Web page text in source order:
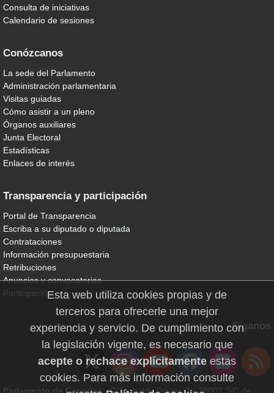
Consulta de iniciativas
Calendario de sesiones
Conózcanos
La sede del Parlamento
Administración parlamentaria
Visitas guiadas
Cómo asistir a un pleno
Órganos auxiliares
Junta Electoral
Estadísticas
Enlaces de interés
Transparencia y participación
Portal de Transparencia
Escriba a su diputado o diputada
Contrataciones
Información presupuestaria
Retribuciones
Anuncios y convocatorias
Participación
Síganos
Parlamento de Canarias · C/Teobaldo Power, 7 · 38002 S/C de
Esta web utiliza cookies propias y de
terceros para ofrecerle una mejor
experiencia y servicio. De cumplimiento con
la legislación vigente, es necesario que
acepte o rechace explícitamenteestas
cookies. Para más información consulte